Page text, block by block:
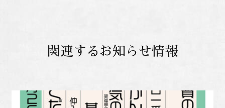
関連するお知らせ情報